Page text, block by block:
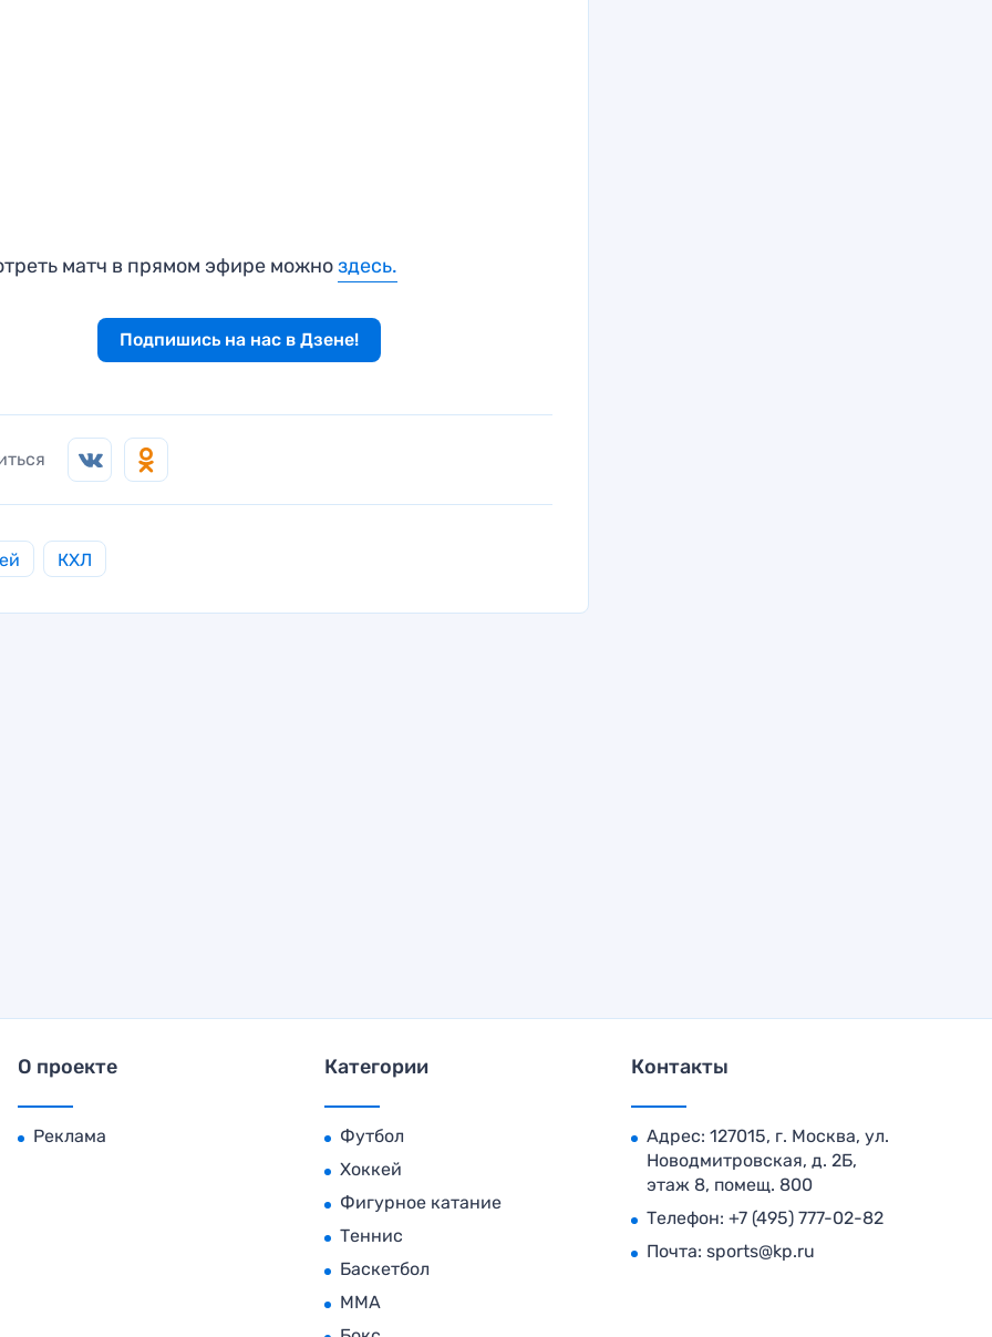
матч в прямом эфире можноздесь.
Подпишись на нас в Дзене!
КХЛ
О проекте
Реклама
Категории
Футбол
Хоккей
Фигурное катание
Теннис
Баскетбол
MMA
Контакты
Адрес: 127015, г. Москва, ул.
Новодмитровская, д. 2Б,
этаж 8, помещ. 800
Телефон: +7 (495) 777-02-82
Почта: sports@kp.ru